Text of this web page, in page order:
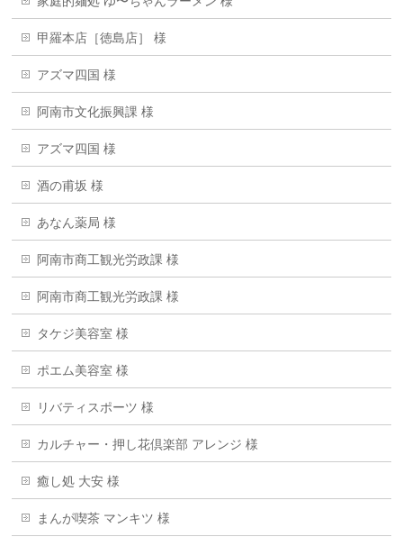
甲羅本店［徳島店］ 様
アズマ四国 様
阿南市文化振興課 様
アズマ四国 様
酒の甫坂 様
あなん薬局 様
阿南市商工観光労政課 様
阿南市商工観光労政課 様
タケジ美容室 様
ポエム美容室 様
リバティスポーツ 様
カルチャー・押し花倶楽部 アレンジ 様
癒し処 大安 様
まんが喫茶 マンキツ 様